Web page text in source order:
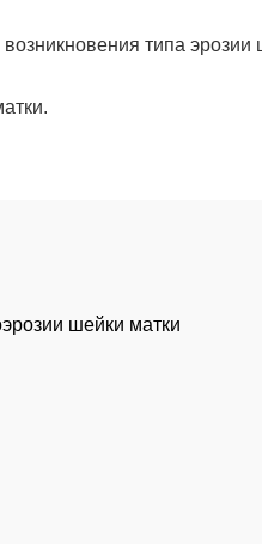
типа эрозии
шейки матки